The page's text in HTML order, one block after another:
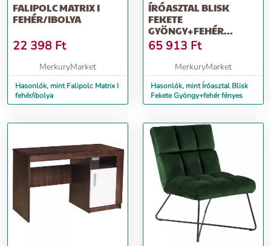
FALIPOLC MATRIX I
FEHÉR/IBOLYA
22 398 Ft
MerkuryMarket
Hasonlók, mint Falipolc Matrix I
fehér/ibolya
ÍRÓASZTAL BLISK
FEKETE
GYÖNGY+FEHÉR
FÉNYES
65 913 Ft
MerkuryMarket
Hasonlók, mint Íróasztal Blisk
Fekete Gyöngy+fehér fényes